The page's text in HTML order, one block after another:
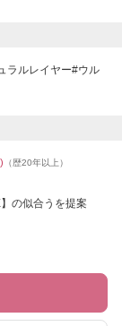
ラルレイヤー#ウル
（歴20年以上）
の似合うを提案